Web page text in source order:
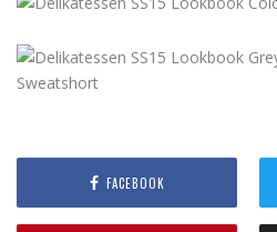
FACEBOOK